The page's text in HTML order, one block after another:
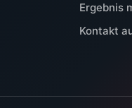
Ergebnis
Kontakt